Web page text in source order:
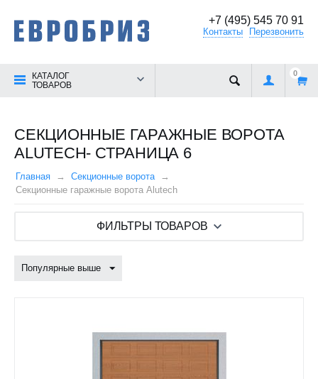
+7 (495) 545 70 91
Контакты Перезвонить
КАТАЛОГ
ТОВАРОВ
0
СЕКЦИОННЫЕ ГАРАЖНЫЕ ВОРОТА
ALUTECH- СТРАНИЦА 6
Главная
Секционные ворота
Секционные гаражные ворота Alutech
ФИЛЬТРЫ ТОВАРОВ
Популярные выше